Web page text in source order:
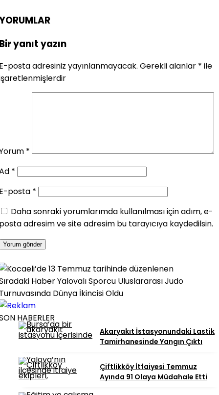
yanıt yazın
posta adresiniz yayınlanmayacak. Gerekli alanlar * ile
*
*
posta *
Daha sonraki yorumlarımda kullanılması için adım, e-
adresim ve site adresim bu tarayıcıya kaydedilsin.
HaberYalovalı Sporcu Uluslararası Judo
Dünya İkincisi Oldu
HABERLER
Akaryakıt İstasyonundaki Lastik
Tamirhanesinde Yangın Çıktı
Çiftlikköy İtfaiyesi Temmuz
Ayında 91 Olaya Müdahale Etti